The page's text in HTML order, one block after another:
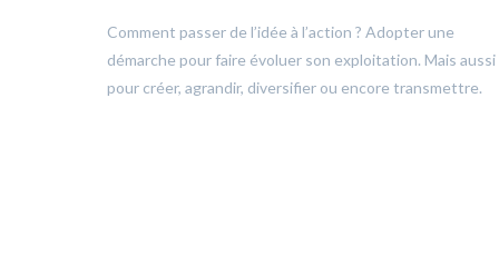
Comment passer de l’idée à l’action ? Adopter une
démarche pour faire évoluer son exploitation. Mais aussi
pour créer, agrandir, diversifier ou encore transmettre.